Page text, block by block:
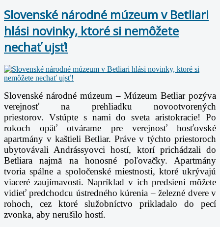
Slovenské národné múzeum v Betliari
hlási novinky, ktoré si nemôžete
nechať ujsť!
Slovenské národné múzeum – Múzeum Betliar pozýva
verejnosť na prehliadku novootvorených
priestorov. Vstúpte s nami do sveta aristokracie! Po
rokoch opäť otvárame pre verejnosť hosťovské
apartmány v kaštieli Betliar. Práve v týchto priestoroch
ubytovávali Andrássyovci hostí, ktorí prichádzali do
Betliara najmä na honosné poľovačky. Apartmány
tvoria spálne a spoločenské miestnosti, ktoré ukrývajú
viaceré zaujímavosti.Napríklad v ich predsieni môžete
vidieť predchodcu ústredného kúrenia – železné dvere v
rohoch, cez ktoré služobníctvo prikladalo do pecí
zvonka, aby nerušilo hostí.